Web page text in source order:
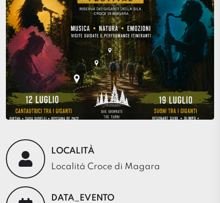
LOCALITÀ
Località Croce di Magara
DATA_EVENTO